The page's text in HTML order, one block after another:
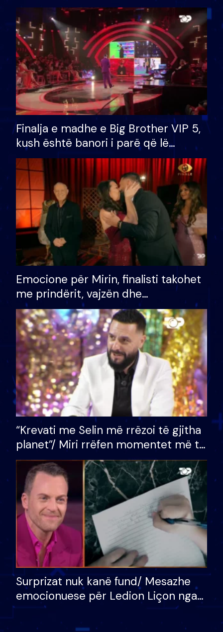
Finalja e madhe e Big Brother VIP 5,
kush është banori i parë që lë
shtëpinë dhe humb mundësinë për
të fituar çmimin e madh
Emocione për Mirin, finalisti takohet
me prindërit, vajzën dhe
bashkëshorten: S’kemi ndonjë letër
divorci apo jo?
“Krevati me Selin më rrëzoi të gjitha
planet”/ Miri rrëfen momentet më të
bukura në shtëpinë e BB VIP: Do më
mungojë zilja e mëngjesit kur…
Surprizat nuk kanë fund/ Mesazhe
emocionuese për Ledion Liçon nga
nëna dhe fëmijët e tij, moderatori
nuk i mban dot lotët: Nuk meritoj…